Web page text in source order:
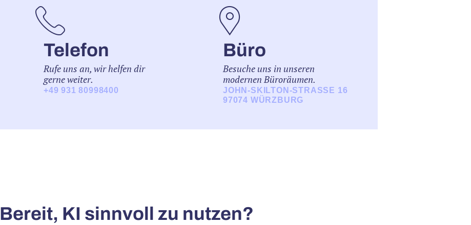
Telefon
Rufe uns an, wir helfen dir
gerne weiter.
+49 931 80998400
Büro
Besuche uns in unseren
modernen Büroräumen.
JOHN-SKILTON-STRASSE 16 9
7074 WÜRZBURG
Bereit, KI sinnvoll zu nutzen?